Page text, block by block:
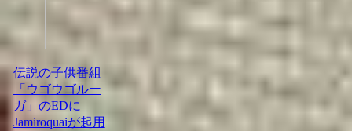
伝説の子供番組
「ウゴウゴルー
ガ」のEDに
Jamiroquaiが起用